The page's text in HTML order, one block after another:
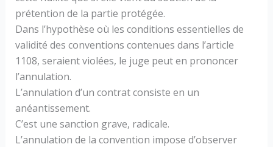
prétention de la partie protégée.
Dans l’hypothèse où les conditions essentielles de
validité des conventions contenues dans l’article
1108, seraient violées, le juge peut en prononcer
l’annulation.
L’annulation d’un contrat consiste en un
anéantissement.
C’est une sanction grave, radicale.
L’annulation de la convention impose d’observer